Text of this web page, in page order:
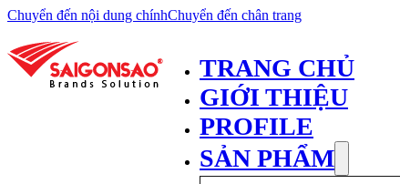
Chuyển đến nội dung chínhChuyển đến chân trang
TRANG CHỦ
GIỚI THIỆU
PROFILE
SẢN PHẨM